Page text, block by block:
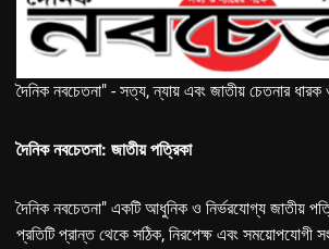
দৈনিক নবচেতনা" - সত্য, ন্যায় এবং জাতীয় চেতনার ধারক
দৈনিক নবচেতনা: জাতীয় পত্রিকা
দৈনিক নবচেতনা" একটি আধুনিক ও নির্ভরযোগ্য জাতীয়
প্রতিটি প্রান্ত থেকে সঠিক, নিরপেক্ষ এবং সময়োপযোগী